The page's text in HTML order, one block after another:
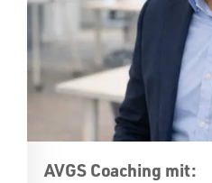
AVGS Coaching mit: